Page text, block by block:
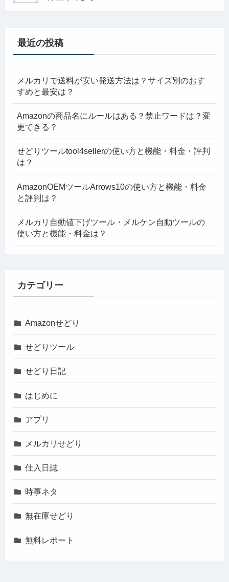
最近の投稿
メルカリで送料が安い発送方法は？サイズ別のおす
すめと最安は？
Amazonの商品名にルールはある？禁止ワードは？変
更できる？
せどりツールtool4sellerの使い方と機能・料金・評判
は？
AmazonOEMツールArrows10の使い方と機能・料金
と評判は？
メルカリ自動値下げツール・メルケン自動ツールの
使い方と機能・料金は？
カテゴリー
Amazonせどり
せどりツール
せどり日記
はじめに
アプリ
メルカリせどり
仕入日誌
時事ネタ
無在庫せどり
無料レポート